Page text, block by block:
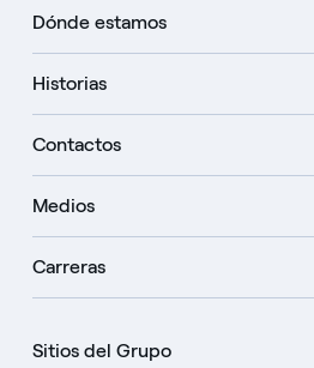
Dónde estamos
Historias
Contactos
Medios
Carreras
Sitios del Grupo